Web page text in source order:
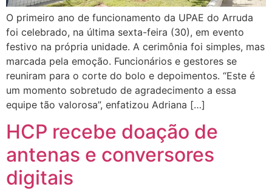
O primeiro ano de funcionamento da UPAE do Arruda
foi celebrado, na última sexta-feira (30), em evento
festivo na própria unidade. A cerimônia foi simples, mas
marcada pela emoção. Funcionários e gestores se
reuniram para o corte do bolo e depoimentos. “Este é
um momento sobretudo de agradecimento a essa
equipe tão valorosa”, enfatizou Adriana […]
HCP recebe doação de
antenas e conversores
digitais